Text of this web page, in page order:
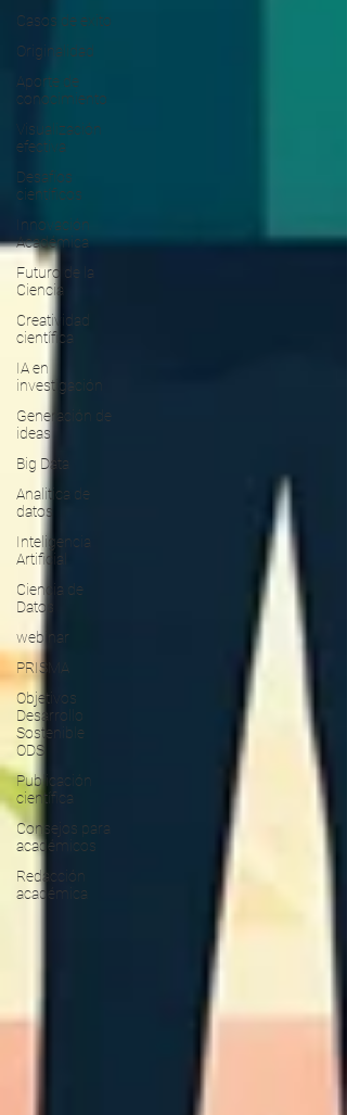
Casos de exito
Originalidad
Aporte de
conocimiento
Visualización
efectiva
Desafíos
científicos
Innovación
Académica
Futuro de la
Ciencia
Creatividad
científica
IA en
investigación
Generación de
ideas
Big Data
Analitica de
datos
Inteligencia
Artificial
Ciencia de
Datos
webinar
PRISMA
Objetivos
Desarrollo
Sostenible
ODS
Publicación
científica
Consejos para
académicos
Redacción
académica